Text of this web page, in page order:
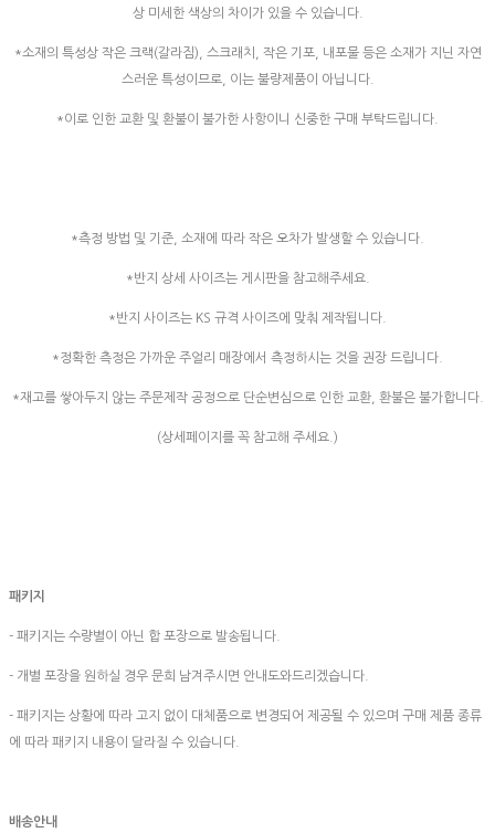
상 미세한 색상의 차이가 있을 수 있습니다.
*소재의 특성상 작은 크랙(갈라짐), 스크래치, 작은 기포, 내포물 등은 소재가 지닌 자연
스러운 특성이므로, 이는 불량제품이 아닙니다.
*이로 인한 교환 및 환불이 불가한 사항이니 신중한 구매 부탁드립니다.
*측정 방법 및 기준, 소재에 따라 작은 오차가 발생할 수 있습니다.
*반지 상세 사이즈는 게시판을 참고해주세요.
*반지 사이즈는 KS 규격 사이즈에 맞춰 제작됩니다.
*정확한 측정은 가까운 주얼리 매장에서 측정하시는 것을 권장 드립니다.
*재고를 쌓아두지 않는 주문제작 공정으로 단순변심으로 인한 교환, 환불은 불가합니다.
(상세페이지를 꼭 참고해 주세요.)
패키지
- 패키지는 수량별이 아닌 합 포장으로 발송됩니다.
- 개별 포장을 원하실 경우 문희 남겨주시면 안내도와드리겠습니다.
- 패키지는 상황에 따라 고지 없이 대체품으로 변경되어 제공될 수 있으며 구매 제품 종류
에 따라 패키지 내용이 달라질 수 있습니다.
배송안내